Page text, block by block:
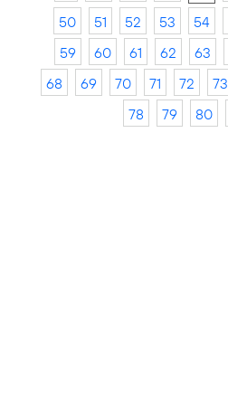
50
51 52 53 54
59
60 61 62 63
68
69 70 71 72 73
78
79 80